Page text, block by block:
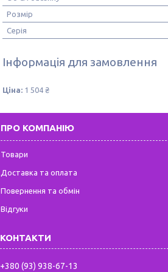
Розмір
Серія
Інформація для замовлення
Ціна: 1 504 ₴
ПРО КОМПАНІЮ
Товари
Доставка та оплата
Повернення та обмін
Відгуки
+380 (93) 938-67-13